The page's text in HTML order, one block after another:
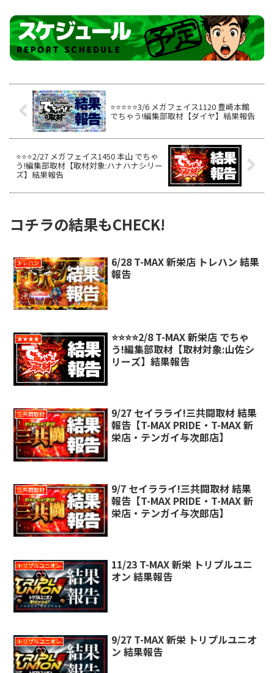
⭐️⭐️⭐️⭐️⭐️3/6 メガフェイス1120 豊崎本館
でちゃう!編集部取材【ダイヤ】結果報告
⭐️⭐️⭐️2/27 メガフェイス1450 本山 でちゃ
う!編集部取材【取材対象:ハナハナシリー
ズ】結果報告
コチラの結果もCHECK!
トレハン
6/28 T-MAX 新栄店 トレハン 結果
報告
★★★★
⭐️⭐️⭐️⭐️2/8 T-MAX 新栄店 でちゃ
う!編集部取材【取材対象:山佐シ
リーズ】結果報告
三共闘取材
9/27 セイラライ!三共闘取材 結果
報告【T-MAX PRIDE・T-MAX 新
栄店・テンガイ与次郎店】
三共闘取材
9/7 セイラライ!三共闘取材 結果
報告【T-MAX PRIDE・T-MAX 新
栄店・テンガイ与次郎店】
トリプルユニオン
11/23 T-MAX 新栄 トリプルユニ
オン 結果報告
トリプルユニオン
9/27 T-MAX 新栄 トリプルユニオ
ン 結果報告